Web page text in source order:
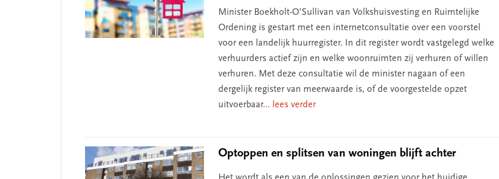
Minister Boekholt-O’Sullivan van Volkshuisvesting en Ruimtelijke
Ordening is gestart met een internetconsultatie over een voorstel
voor een landelijk huurregister. In dit register wordt vastgelegd welke
verhuurders actief zijn en welke woonruimten zij verhuren of willen
verhuren. Met deze consultatie wil de minister nagaan of een
dergelijk register van meerwaarde is, of de voorgestelde opzet
uitvoerbaar... lees verder
Optoppen en splitsen van woningen blijft achter